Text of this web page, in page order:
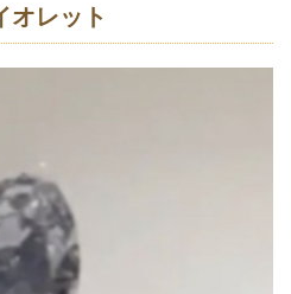
レット